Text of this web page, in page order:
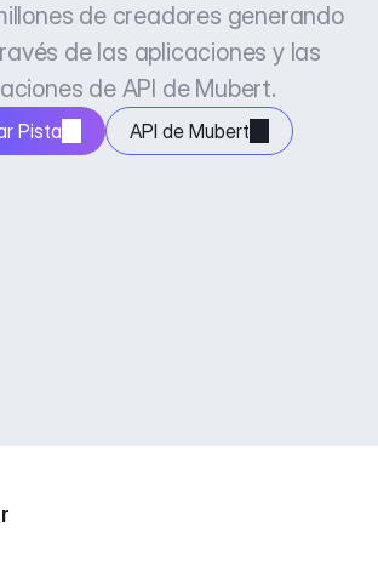
de creadores generando
de las aplicaciones y las
de API de Mubert.
Pista API de Mubert